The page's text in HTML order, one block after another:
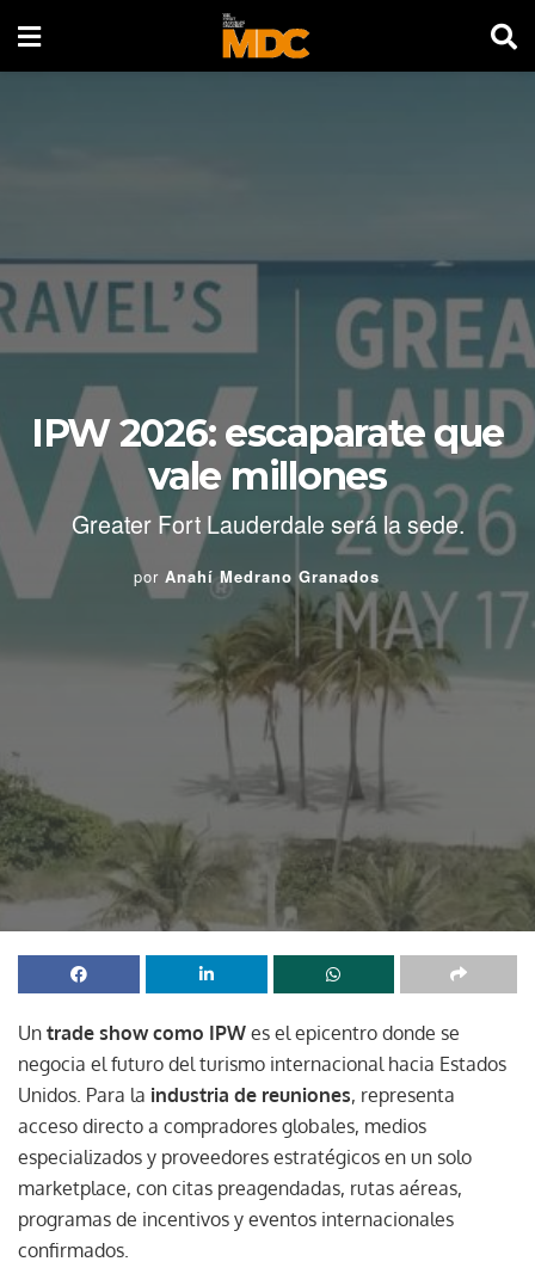
IPW 2026: escaparate que
vale millones
Greater Fort Lauderdale será la sede.
por Anahí Medrano Granados
Un trade show como IPW es el epicentro donde se
negocia el futuro del turismo internacional hacia Estados
Unidos. Para la industria de reuniones, representa
acceso directo a compradores globales, medios
especializados y proveedores estratégicos en un solo
marketplace, con citas preagendadas, rutas aéreas,
programas de incentivos y eventos internacionales
confirmados.